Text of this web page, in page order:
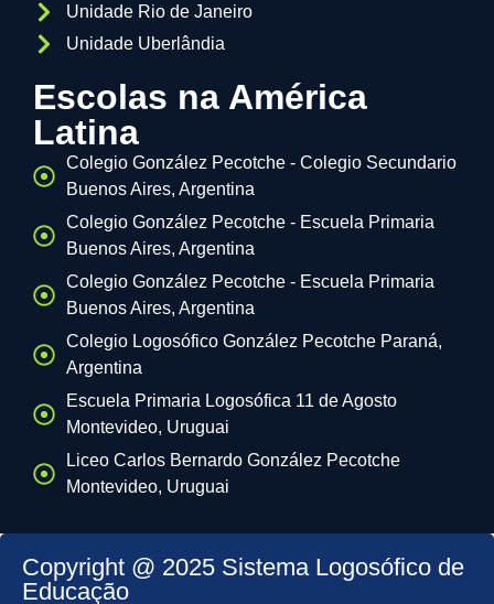
Unidade Rio de Janeiro
Unidade Uberlândia
Escolas na América
Latina
Colegio González Pecotche - Colegio Secundario
Buenos Aires, Argentina
Colegio González Pecotche - Escuela Primaria
Buenos Aires, Argentina
Colegio González Pecotche - Escuela Primaria
Buenos Aires, Argentina
Colegio Logosófico González Pecotche Paraná,
Argentina
Escuela Primaria Logosófica 11 de Agosto
Montevideo, Uruguai
Liceo Carlos Bernardo González Pecotche
Montevideo, Uruguai
Copyright @ 2025 Sistema Logosófico de
Educação